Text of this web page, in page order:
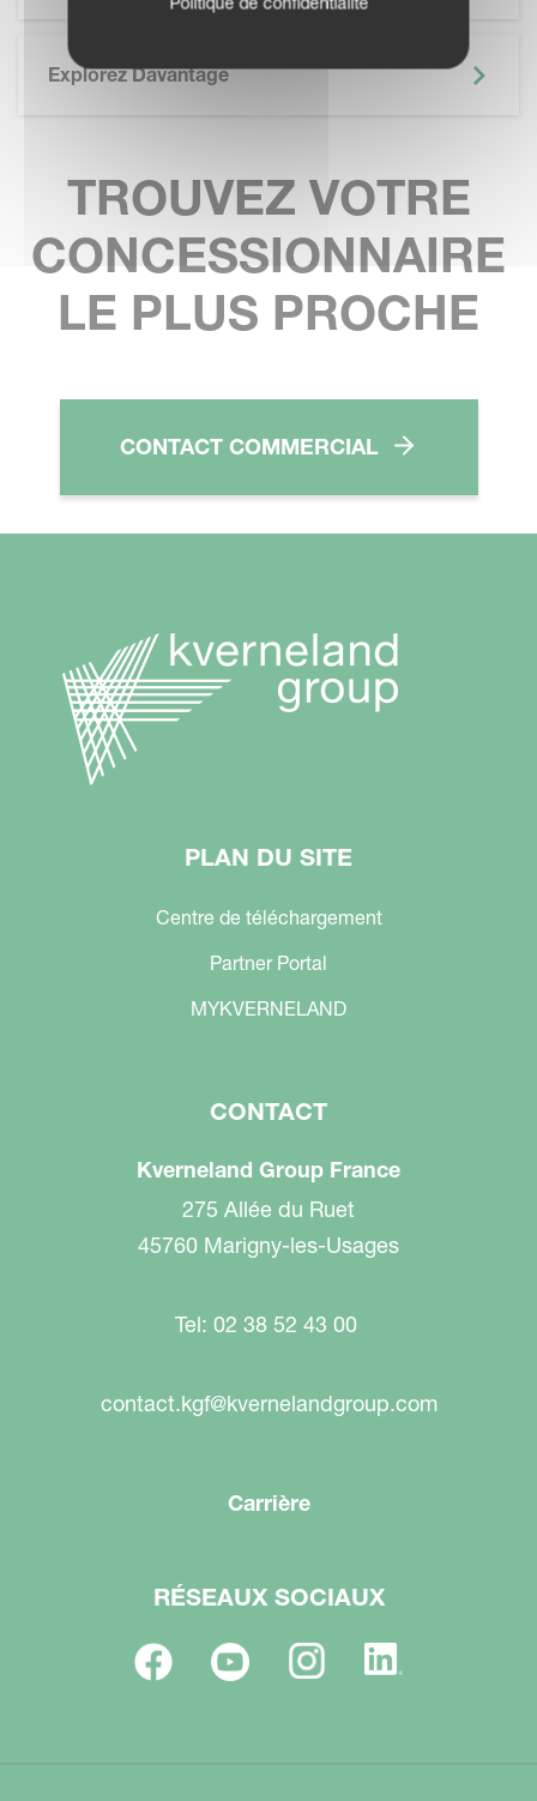
Explorez Davantage
TROUVEZ VOTRE
CONCESSIONNAIRE
LE PLUS PROCHE
CONTACT COMMERCIAL
PLAN DU SITE
Centre de téléchargement
Partner Portal
MYKVERNELAND
CONTACT
Kverneland Group France
275 Allée du Ruet
45760 Marigny-les-Usages
Tel: 02 38 52 43 00
contact.kgf@kvernelandgroup.com
Carrière
RÉSEAUX SOCIAUX